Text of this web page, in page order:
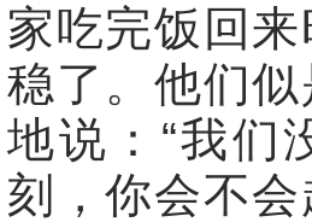
家吃完饭回
稳了。他们
地说：“我们
刻，你会不